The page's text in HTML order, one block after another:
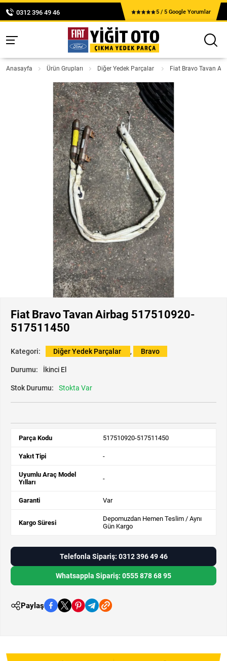
0312 396 49 46 5 / 5 Google Yorumlar
Anasayfa Ürün Grupları Diğer Yedek Parçalar Fiat Bravo Tavan
Fiat Bravo Tavan Airbag 517510920-
517511450
Kategori: Diğer Yedek Parçalar , Bravo
Durumu: İkinci El
Stok Durumu: Stokta Var
Parça Kodu 517510920-517511450
Yakıt Tipi -
Uyumlu Araç Model
Yılları
-
Garanti Var
Kargo Süresi
Depomuzdan Hemen Teslim / Aynı
Gün Kargo
Telefonla Sipariş: 0312 396 49 46
Whatsappla Sipariş: 0555 878 68 95
Paylaş